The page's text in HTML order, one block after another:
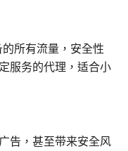
所有流量，安全性
服务的代理，适合小
告，甚至带来安全风